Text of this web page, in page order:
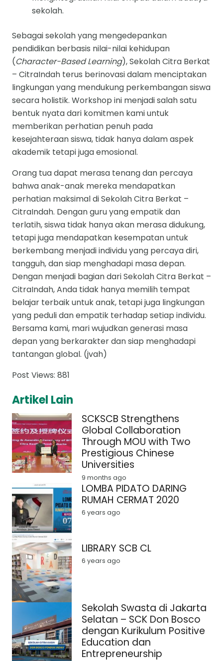
sekolah.
Sebagai sekolah yang mengedepankan
pendidikan berbasis nilai-nilai kehidupan
(Character-Based Learning), Sekolah Citra Berkat
– CitraIndah terus berinovasi dalam menciptakan
lingkungan yang mendukung perkembangan siswa
secara holistik. Workshop ini menjadi salah satu
bentuk nyata dari komitmen kami untuk
memberikan perhatian penuh pada
kesejahteraan siswa, tidak hanya dalam aspek
akademik tetapi juga emosional.
Orang tua dapat merasa tenang dan percaya
bahwa anak-anak mereka mendapatkan
perhatian maksimal di Sekolah Citra Berkat –
CitraIndah. Dengan guru yang empatik dan
terlatih, siswa tidak hanya akan merasa didukung,
tetapi juga mendapatkan kesempatan untuk
berkembang menjadi individu yang percaya diri,
tangguh, dan siap menghadapi masa depan.
Dengan menjadi bagian dari Sekolah Citra Berkat –
CitraIndah, Anda tidak hanya memilih tempat
belajar terbaik untuk anak, tetapi juga lingkungan
yang peduli dan empatik terhadap setiap individu.
Bersama kami, mari wujudkan generasi masa
depan yang berkarakter dan siap menghadapi
tantangan global. (jvah)
Post Views: 881
Artikel Lain
SCKSCB Strengthens
Global Collaboration
Through MOU with Two
Prestigious Chinese
Universities
9 months ago
LOMBA PIDATO DARING
RUMAH CERMAT 2020
6 years ago
LIBRARY SCB CL
6 years ago
Sekolah Swasta di Jakarta
Selatan – SCK Don Bosco
dengan Kurikulum Positive
Education dan
Entrepreneurship